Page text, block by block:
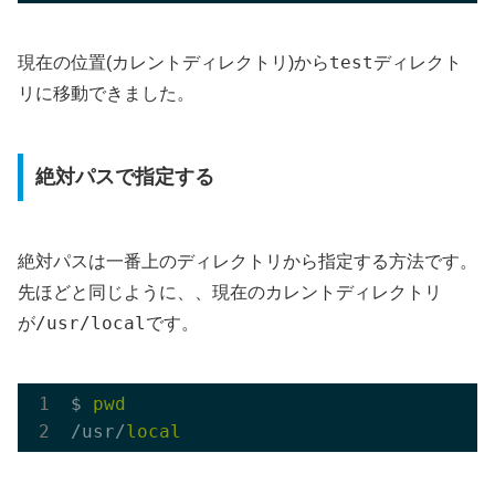
現在の位置(カレントディレクトリ)からtestディレクト
リに移動できました。
絶対パスで指定する
絶対パスは一番上のディレクトリから指定する方法です。
先ほどと同じように、、現在のカレントディレクトリ
が/usr/local です。
$ pwd
/usr/local